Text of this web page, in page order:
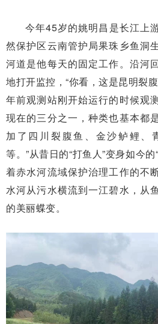
今年45岁的姚明昌是长江上
然保护区云南管护局果珠乡鱼洞
河道是他每天的固定工作。沿河
地打开监控，“你看，这是昆明裂
年前观测站刚开始运行的时候观
现在的三分之一，种类也基本都
加了四川裂腹鱼、金沙鲈鲤、
等。”从昔日的“打鱼人”变身如今
着赤水河流域保护治理工作的不
水河从污水横流到一江碧水，从
的美丽蝶变。